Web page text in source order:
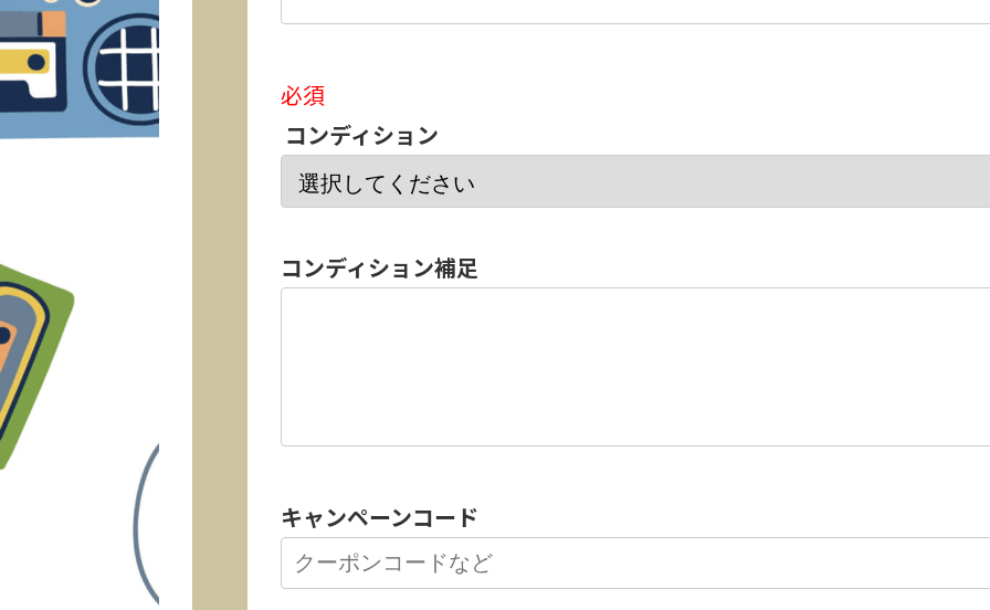
必須
コンディション
コンディション補足
キャンペーンコード